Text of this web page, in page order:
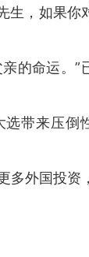
生，如果你
的命运。”
带来压倒
多外国投资